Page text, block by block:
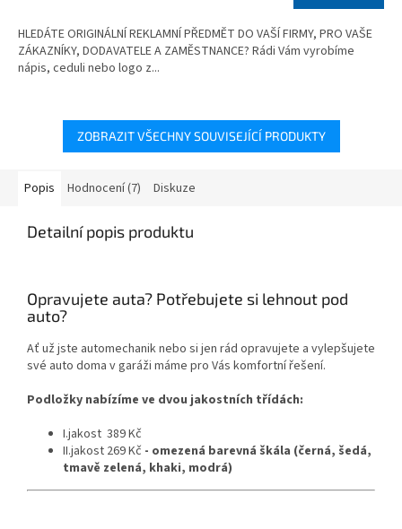
HLEDÁTE ORIGINÁLNÍ REKLAMNÍ PŘEDMĚT DO VAŠÍ FIRMY, PRO VAŠE
ZÁKAZNÍKY, DODAVATELE A ZAMĚSTNANCE? Rádi Vám vyrobíme
nápis, ceduli nebo logo z...
ZOBRAZIT VŠECHNY SOUVISEJÍCÍ PRODUKTY
Popis Hodnocení (7) Diskuze
Detailní popis produktu
Opravujete auta? Potřebujete si lehnout pod
auto?
Ať už jste automechanik nebo si jen rád opravujete a vylepšujete
své auto doma v garáži máme pro Vás komfortní řešení.
Podložky nabízíme ve dvou jakostních třídách:
I.jakost 389 Kč
II.jakost 269 Kč - omezená barevná škála (černá, šedá,
tmavě zelená, khaki, modrá)